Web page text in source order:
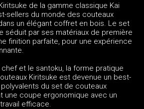
de la gamme classique Kai
sellers du monde des couteaux
un élégant coffret en bois. Le set
séduit par ses matériaux de première
finition parfaite, pour une expérience
et le santoku, la forme pratique
Kiritsuke est devenue un best-
du set de couteaux
une coupe ergonomique avec un
efficace.